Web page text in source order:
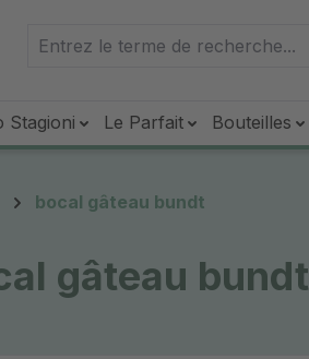
Stagioni Le Parfait Bouteilles
bocal gâteau bundt
gâteau bundt